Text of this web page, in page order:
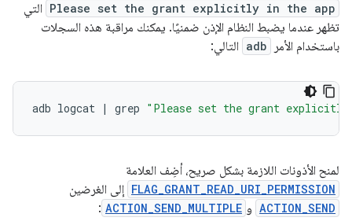
Please set the grant explicitly in the app التي
تظهر عندما يضبط النظام الإذن ضمنيًا. يمكنك مراقبة هذه السجلات
باستخدام الأمر
adb التالي:
adb logcat | grep "Please set the grant
لمنح الأذونات اللازمة بشكل صريح، أضِف العلامة
FLAG_GRANT_READ_URI_PERMISSION إلى الغرضين
ACTION_SEND و ACTION_SEND_MULTIPLE
: